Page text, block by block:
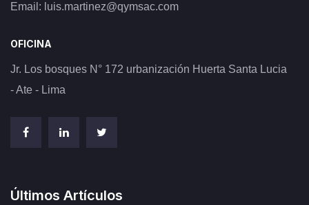
Email: luis.martinez@qymsac.com
OFICINA
Jr. Los bosques N° 172 urbanización Huerta Santa Lucia
- Ate - Lima
Últimos Artículos